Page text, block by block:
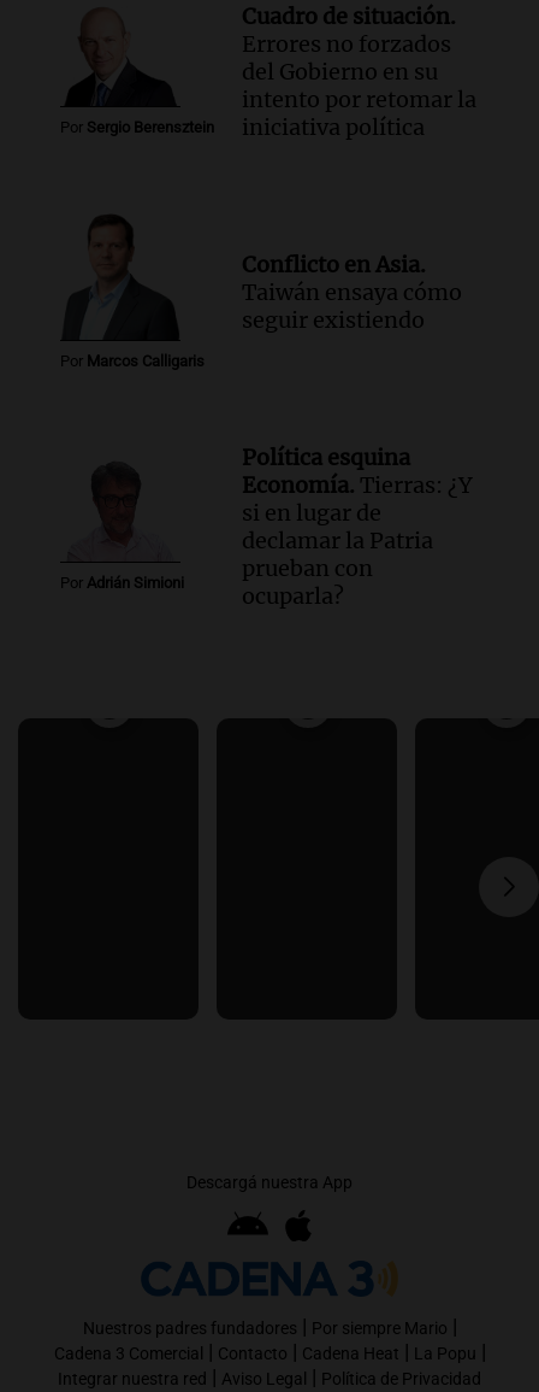
Por Sergio Berensztein
Cuadro de situación.
Errores no forzados
del Gobierno en su
intento por retomar la
iniciativa política
Por Marcos Calligaris
Conflicto en Asia.
Taiwán ensaya cómo
seguir existiendo
Por Adrián Simioni
Política esquina
Economía. Tierras: ¿Y
si en lugar de
declamar la Patria
prueban con
ocuparla?
Descargá nuestra App
Nuestros padres fundadores | Por siempre Mario |
Cadena 3 Comercial | Contacto | Cadena Heat | La Popu |
Integrar nuestra red | Aviso Legal | Política de Privacidad